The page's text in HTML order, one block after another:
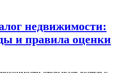
недвижимости:
и правила оценки